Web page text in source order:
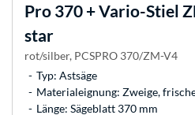
Pro 370 + Vario-Stiel
star
rot/silber, PCSPRO 370/ZM-V4
Typ: Astsäge
Materialeignung: Zweige,
Länge: Sägeblatt 370 mm